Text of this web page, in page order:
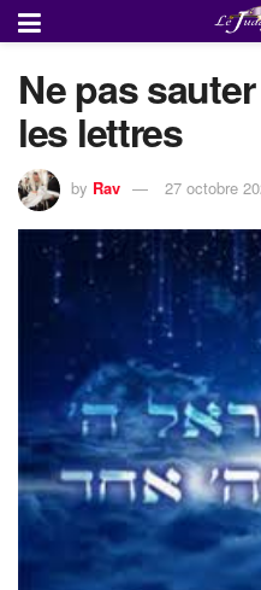
Ne pas
les lettres
by Rav 27 octobre